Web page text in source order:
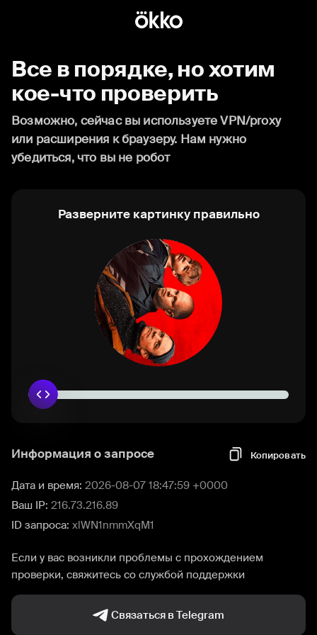
Все в порядке, но хотим
кое-что проверить
Возможно, сейчас вы используете VPN/proxy
или расширения к браузеру. Нам нужно
убедиться, что вы не робот
Разверните картинку правильно
Информация о запросе Копировать
Дата и время: 2026-08-07 18:47:59 +0000
Ваш IP: 216.73.216.89
ID запроса: xlWN1nmmXqM1
Если у вас возникли проблемы с прохождением
проверки, свяжитесь со службой поддержки
Связаться в Telegram